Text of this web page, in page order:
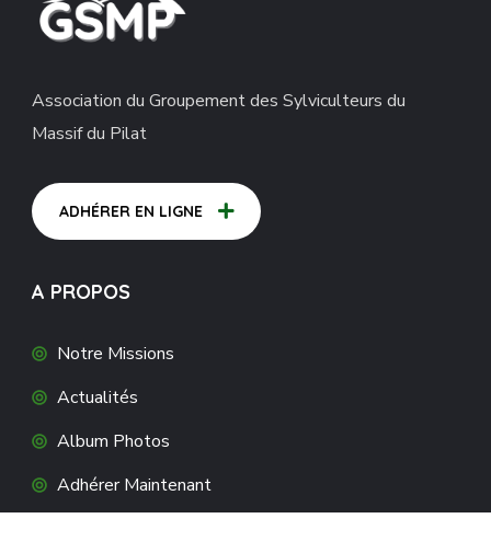
Association du Groupement des Sylviculteurs du
Massif du Pilat
ADHÉRER EN LIGNE
A PROPOS
Notre Missions
Actualités
Album Photos
Adhérer Maintenant